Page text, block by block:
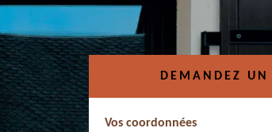
DEMANDEZ
Vos coordonnées